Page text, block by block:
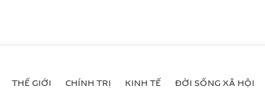
THẾ GIỚI CHÍNH TRỊ KINH TẾ ĐỜI SỐNG XÃ HỘI